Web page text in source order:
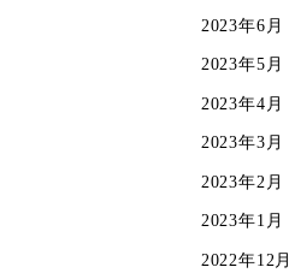
2023年6月
2023年5月
2023年4月
2023年3月
2023年2月
2023年1月
2022年12月